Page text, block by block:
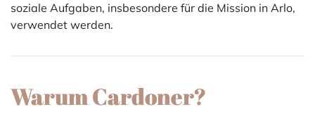
soziale Aufgaben, insbesondere für die Mission in Arlo,
verwendet werden.
Warum Cardoner?